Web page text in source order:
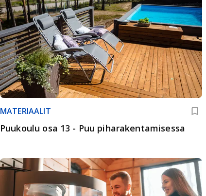
MATERIAALIT
Puukoulu osa 13 - Puu piharakentamisessa